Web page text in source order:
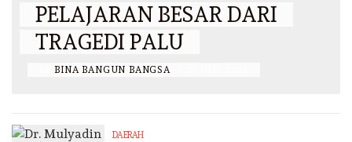
PELAJARAN BESAR DARI
TRAGEDI PALU
BINA BANGUN BANGSA
DAERAH